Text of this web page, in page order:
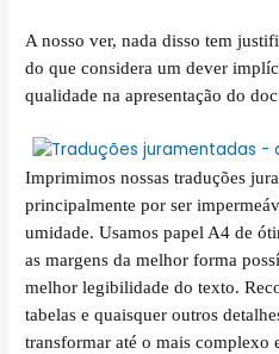
A nosso ver, nada disso tem
do que considera um dever
qualidade na apresentação do
Imprimimos nossas traduções
principalmente por ser
umidade. Usamos papel A4 de
as margens da melhor forma
melhor legibilidade do texto.
tabelas e quaisquer outros
transformar até o mais